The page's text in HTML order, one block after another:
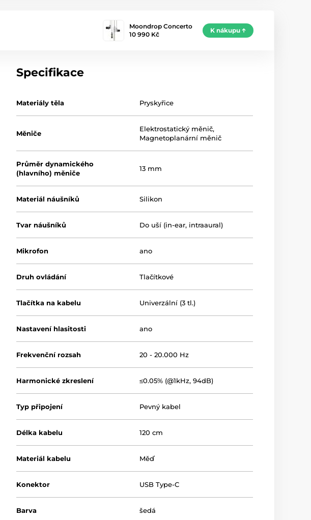
Moondrop Concerto
10 990 Kč
K nákupu
Specifikace
Materiály těla Pryskyřice
Měniče
Elektrostatický měnič,
Magnetoplanární měnič
Průměr dynamického
(hlavního) měniče
13 mm
Materiál náušníků Silikon
Tvar náušníků Do uší (in-ear, intraaural)
Mikrofon ano
Druh ovládání Tlačítkové
Tlačítka na kabelu Univerzální (3 tl.)
Nastavení hlasitosti ano
Frekvenční rozsah 20 - 20.000 Hz
Harmonické zkreslení ≤0.05% (@1kHz, 94dB)
Typ připojení Pevný kabel
Délka kabelu 120 cm
Materiál kabelu Měď
Konektor USB Type-C
Barva šedá